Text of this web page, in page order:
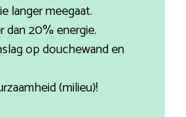
langer meegaat.
dan 20% energie.
op douchewand en
(milieu)!